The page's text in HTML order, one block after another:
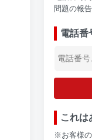
問題の報
電話番
これは
※お客様